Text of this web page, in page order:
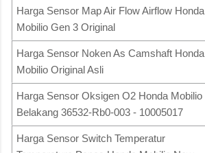
Harga Sensor Map Air Flow Airflow Honda
Mobilio Gen 3 Original
Harga Sensor Noken As Camshaft Honda
Mobilio Original Asli
Harga Sensor Oksigen O2 Honda Mobilio
Belakang 36532-Rb0-003 - 10005017
Harga Sensor Switch Temperatur